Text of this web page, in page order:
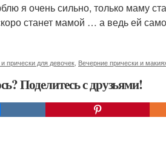
я очень сильно, только маму
станет мамой … а ведь ей
прически для девочек Вечерние прически и
Поделитесь с друзьями!